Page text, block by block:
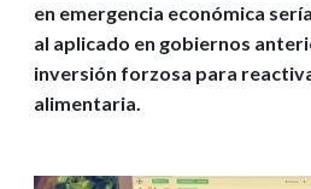
en emergencia económica
al aplicado en gobiernos
inversión forzosa para
alimentaria.